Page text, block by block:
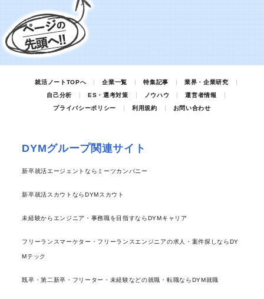
就活ノートTOPへ 企業一覧 特集記事
業界・企業研究
自己分析
ES・選考対策 ノウハウ
運営者情報
プライバシーポリシー
利用規約 お問い合わせ
DYMグループ関連サイト
新卒就活エージェントならミーツカンパニー
新卒就活スカウトならDYMスカウト
未経験からエンジニア・事務職を目指すならDYMキャリア
フリーランスマーケター・フリーランスエンジニアの求人・案件探しならDY
Mテック
既卒・第二新卒・フリーター・未経験などの就職・転職ならDYM就職